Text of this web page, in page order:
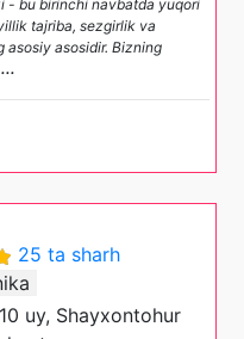
- bu birinchi navbatda yuqori
tajriba, sezgirlik va
asosiy asosidir. Bizning
...
25 ta sharh
uy, Shayxontohur